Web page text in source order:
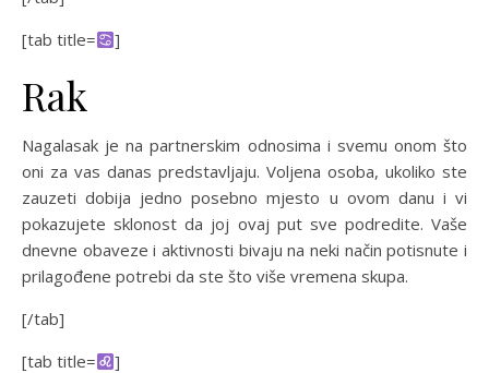
[tab title=
]
Rak
Nagalasak je na partnerskim odnosima i svemu onom što
oni za vas danas predstavljaju. Voljena osoba, ukoliko ste
zauzeti dobija jedno posebno mjesto u ovom danu i vi
pokazujete sklonost da joj ovaj put sve podredite. Vaše
dnevne obaveze i aktivnosti bivaju na neki način potisnute i
prilagođene potrebi da ste što više vremena skupa.
[/tab]
[tab title=
]